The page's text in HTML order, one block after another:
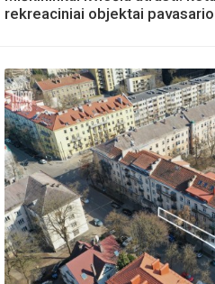
rekreaciniai objektai